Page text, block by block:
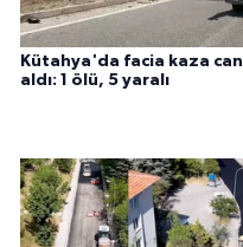
Kütahya'da facia kaza can
aldı: 1 ölü, 5 yaralı